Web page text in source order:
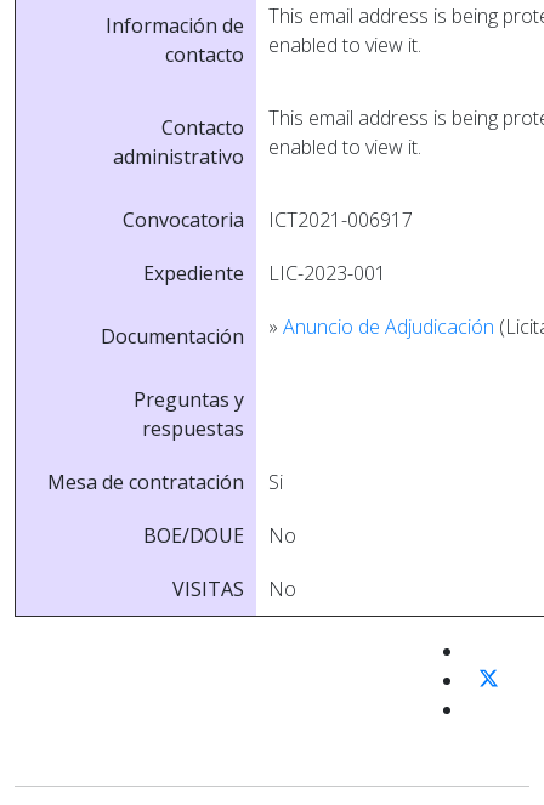
Información de
contacto
This email address is being
enabled to view it.
Contacto
administrativo
This email address is being
enabled to view it.
Convocatoria
ICT2021-006917
Expediente
LIC-2023-001
Documentación » Anuncio de Adjudicación
Preguntas y
respuestas
Mesa de contratación
Si
BOE/DOUE
No
VISITAS
No